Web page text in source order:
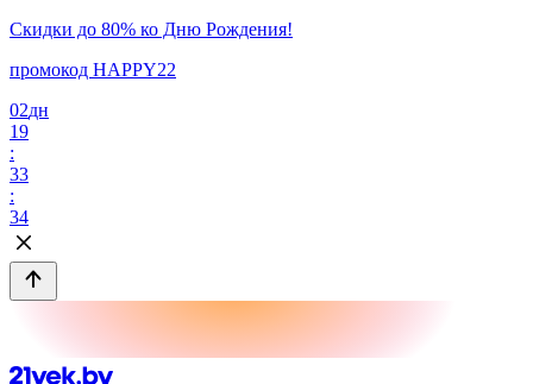
Скидки до 80% ко Дню Рождения!
промокод HAPPY22
02дн
19
:
33
:
34